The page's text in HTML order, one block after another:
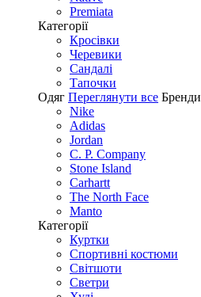
Premiata
Категорії
Кросівки
Черевики
Сандалі
Tапочки
Одяг Переглянути все Бренди
Nike
Adidas
Jordan
C. P. Company
Stone Island
Carhartt
The North Face
Manto
Категорії
Куртки
Спортивні костюми
Світшоти
Светри